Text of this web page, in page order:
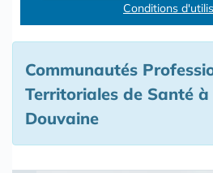
Conditions
Communautés
Territoriales de Santé
Douvaine